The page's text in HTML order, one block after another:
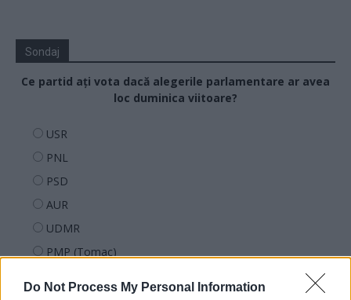
Do Not Process My Personal Information
Sondaj
Ce partid ați vota dacă alegerile parlamentare ar avea
loc duminica viitoare?
USR
PNL
PSD
AUR
UDMR
PMP (Tomac)